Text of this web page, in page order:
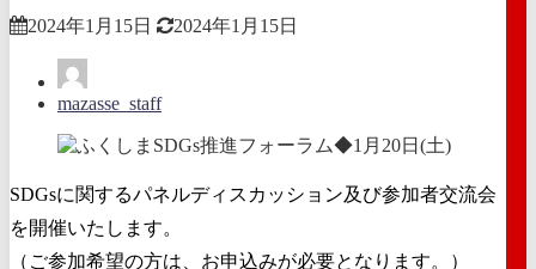
2024年1月15日 2024年1月15日
mazasse_staff
SDGsに関するパネルディスカッション及び参加者交流会
を開催いたします。
（ご参加希望の方は、お申込みが必要となります。）